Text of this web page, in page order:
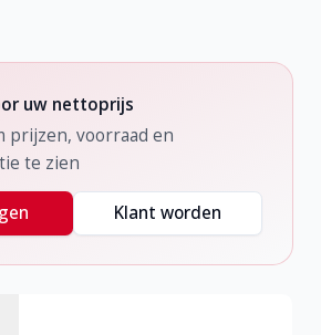
uw nettoprijs
prijzen, voorraad en
te zien
Klant worden